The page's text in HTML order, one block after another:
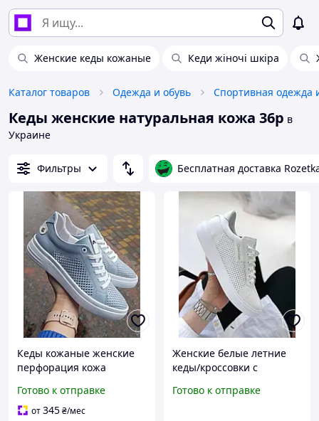
Женские кеды кожаные Кеди жіночі шкіра
Каталог товаров Одежда и обувь Спортивная одежда
Кеды женские натуральная кожа 36р в
Украине
Фильтры Бесплатная доставка
Кеды кожаные женские
перфорация кожа
качество
Готово к отправке
от345₴/мес
Женские белые летние
кеды/кроссовки с
натуральная кожа
Готово к отправке